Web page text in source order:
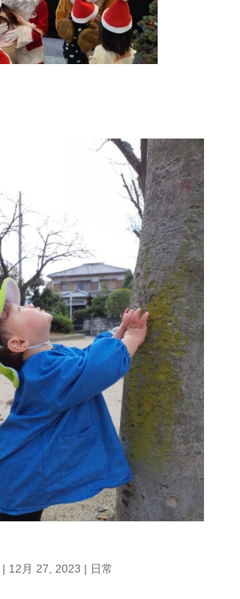
| 12月 27, 2023 | 日常